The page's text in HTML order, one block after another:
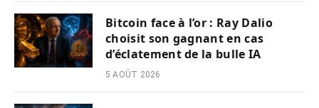
Bitcoin face à l’or : Ray Dalio
choisit son gagnant en cas
d’éclatement de la bulle IA
5 AOÛT 2026